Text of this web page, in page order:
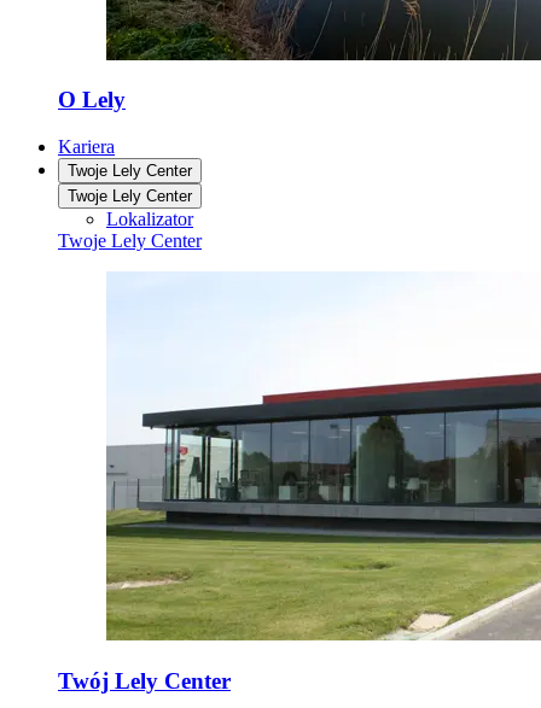
O Lely
Kariera
Twoje Lely Center
Twoje Lely Center
Lokalizator
Twoje Lely Center
Twój Lely Center